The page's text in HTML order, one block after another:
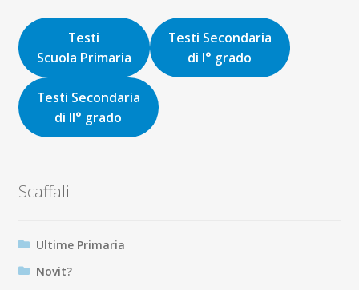
Testi
Scuola Primaria
Testi Secondaria
di I° grado
Testi Secondaria
di II° grado
Scaffali
Ultime Primaria
Novit?